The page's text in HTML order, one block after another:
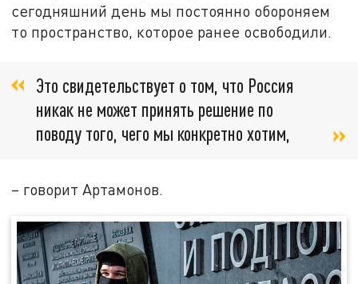
сегодняшний день мы постоянно обороняем
то пространство, которое ранее освободили.
Это свидетельствует о том, что Россия
никак не может принять решение по
поводу того, чего мы конкретно хотим,
– говорит Артамонов.